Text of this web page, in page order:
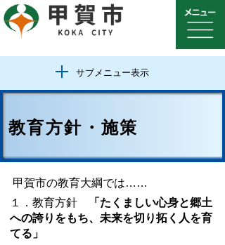
サブメニュー表示
教育方針・施策
甲賀市の教育大綱では……
１．教育方針
「たくましい心身と郷土
への誇りをもち、未来を切り拓く人を育
てる」